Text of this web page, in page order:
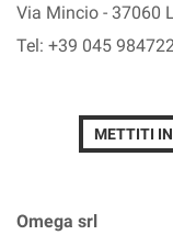
Via Mincio - 37060
Tel: +39 045 984722
METTITI
Omega srl